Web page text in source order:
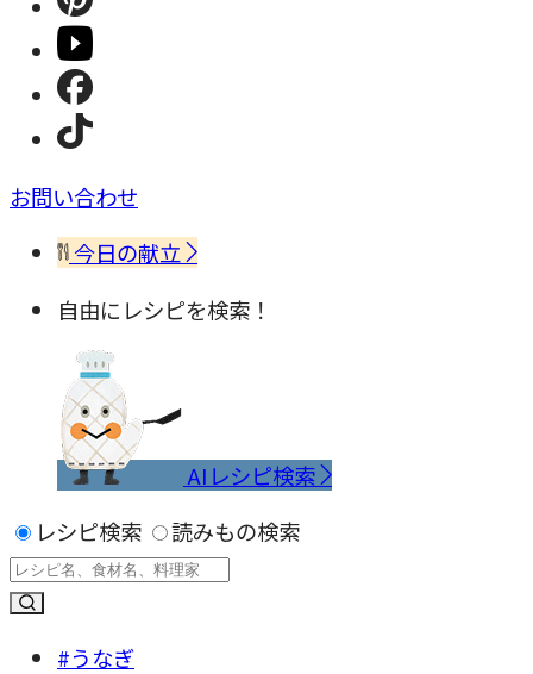
お問い合わせ
今日の献立
自由にレシピを検索！
AIレシピ検索
レシピ検索
読みもの検索
#うなぎ